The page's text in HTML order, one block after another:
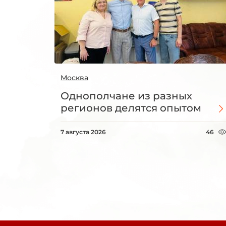
Москва
Однополчане из разных
регионов делятся опытом
7 августа 2026 46